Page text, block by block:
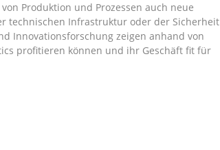
Produktion und Prozessen auch neue
technischen Infrastruktur oder der Sicherheit
Innovationsforschung zeigen anhand von
profitieren können und ihr Geschäft fit für